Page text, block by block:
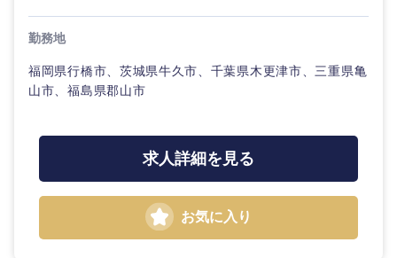
高知県
勤務地
福岡県行橋市、茨城県牛久市、千葉県木更津市、三重県亀
山市、福島県郡山市
求人詳細を見る
お気に入り